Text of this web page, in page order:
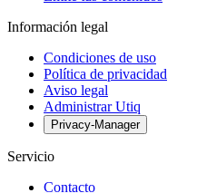
Información legal
Condiciones de uso
Política de privacidad
Aviso legal
Administrar Utiq
Privacy-Manager
Servicio
Contacto